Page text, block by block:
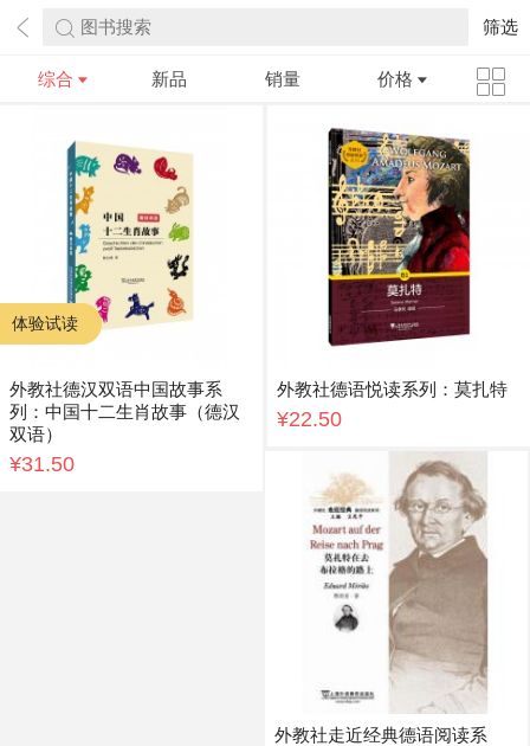
图书搜索 筛选
综合 新品 销量 价格
体验试读
外教社德汉双语中国故事系
列：中国十二生肖故事（德汉
双语）
¥31.50
外教社德语悦读系列：莫扎特
¥22.50
外教社走近经典德语阅读系